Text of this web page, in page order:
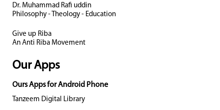
Dr. Muhammad Rafi uddin
Philosophy - Theology - Education
Give up Riba
An Anti Riba Movement
Our Apps
Ours Apps for Android Phone
Tanzeem Digital Library